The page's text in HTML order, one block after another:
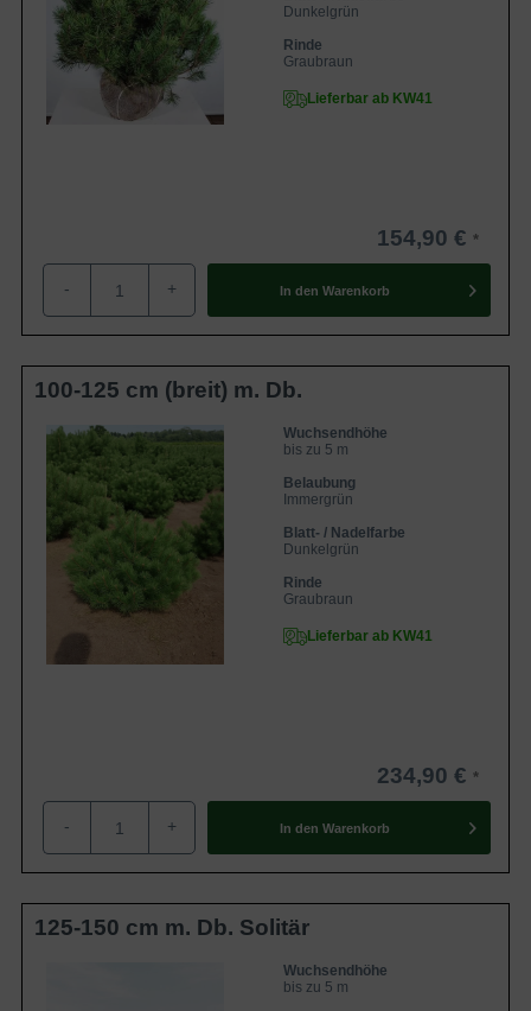
Dunkelgrün
Rinde
Graubraun
Lieferbar ab KW41
154,90 €
- + In den Warenkorb
100-125 cm (breit) m. Db.
Wuchsendhöhe
bis zu 5 m
Belaubung
Immergrün
Blatt- / Nadelfarbe
Dunkelgrün
Rinde
Graubraun
Lieferbar ab KW41
234,90 €
- + In den Warenkorb
125-150 cm m. Db. Solitär
Wuchsendhöhe
bis zu 5 m